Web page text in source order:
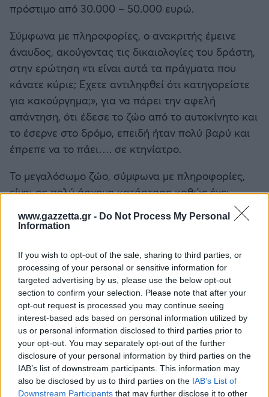
www.gazzetta.gr - Do Not Process My Personal
Information
If you wish to opt-out of the sale, sharing to third parties, or
processing of your personal or sensitive information for
targeted advertising by us, please use the below opt-out
section to confirm your selection. Please note that after your
opt-out request is processed you may continue seeing
interest-based ads based on personal information utilized by
us or personal information disclosed to third parties prior to
your opt-out. You may separately opt-out of the further
disclosure of your personal information by third parties on the
IAB’s list of downstream participants. This information may
also be disclosed by us to third parties on the IAB’s List of
Downstream Participants that may further disclose it to other
πρόστιμο από 30.000 – 50.000 ευρώ.
Σύμφωνα με πληροφορίες, ο ανακριτής έμεινε
άναυδος, ακούγοντας τις δικαιολογίες του δράστη,
στην ερώτηση «τι είναι αυτά τα πράγματα που
κάνατε κύριε; Εχετε αντιληφθεί ότι κατηγορείστε
για κακούργημα;», για να πάρει την αφελή
απάντηση, ότι έδεσε το ζώο από το αυτοκίνητο και
το έσερνε στο δρόμο, επειδή ήταν πολύ βαρύ και
έπρεπε να το πάει…. σε κτηνίατρο.
Το μεγαλόσωμο ζώο, σύμφωνα με πληροφορίες,
είναι σε πολύ άσχημη κατάσταση καθώς έχει
εγκαύματα και στα τέσσερα πόδια του. Μετά τις
που έχει υποστεί, δείχνει αποπροσανατολισμένο
και πολύ τρομαγμένο.
Τα δυο σωματεία «Patras for all animals» και
«Φιλόζωοι Εθελοντες Πατρας» θα είναι παρόντα
στο δικαστήριο.